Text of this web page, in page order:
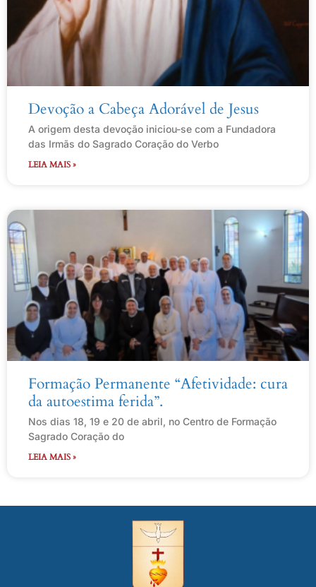
Devoção a Cabeça Adorável de Jesus
A origem desta devoção iniciou-se com a Fundadora
das Irmãs do Sagrado Coração do Verbo
LEIA MAIS »
Formação Permanente “Afetividade: cura
da autoestima ferida”.
Nos dias 18, 19 e 20 de abril, no Centro de Formação
Sagrado Coração do
LEIA MAIS »